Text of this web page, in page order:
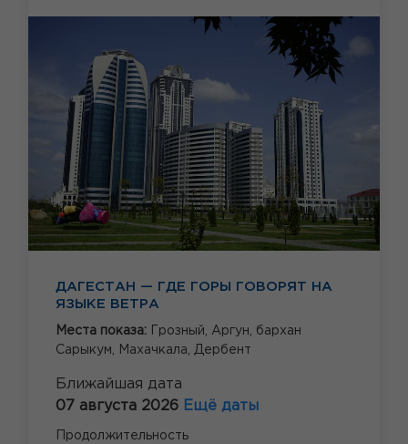
ДАГЕСТАН — ГДЕ ГОРЫ ГОВОРЯТ НА
ЯЗЫКЕ ВЕТРА
Места показа: Грозный, Аргун, бархан
Сарыкум,
Махачкала, Дербент
Ближайшая дата
07 августа 2026 Ещё даты
Продолжительность